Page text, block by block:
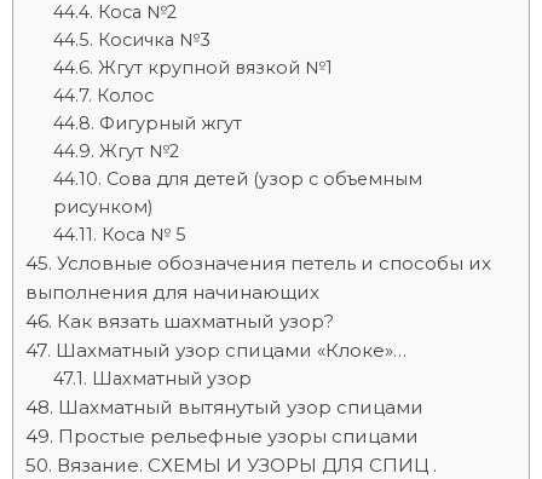
Коса №2
Косичка №3
Жгут крупной вязкой №1
Колос
Фигурный жгут
Жгут №2
Сова для детей (узор с объемным
рисунком)
Коса № 5
Условные обозначения петель и способы их
выполнения для начинающих
Как вязать шахматный узор?
Шахматный узор спицами «Клоке»…
Шахматный узор
Шахматный вытянутый узор спицами
Простые рельефные узоры спицами
Вязание. СХЕМЫ И УЗОРЫ ДЛЯ СПИЦ .